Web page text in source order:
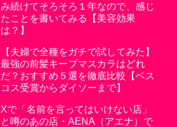
み続けてそろそろ１年なので、感じ
たことを書いてみる【美容効果
は？】
【夫婦で全種をガチで試してみた】
最強の前髪キープマスカラはどれ
だ？おすすめ５選を徹底比較【ベス
コス受賞からダイソーまで】
Xで「名前を言ってはいけない店」
と噂のあの店・AENA（アエナ）で